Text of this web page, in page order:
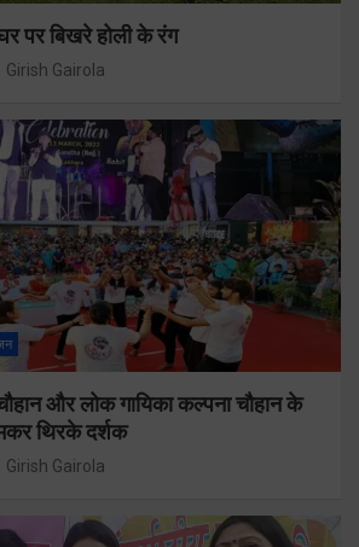
पर बिखरे होली के रंग
Girish Gairola
और लोक गायिका कल्पना चौहान के
थिरके दर्शक
Girish Gairola